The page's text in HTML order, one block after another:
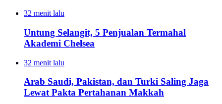
32 menit lalu
Untung Selangit, 5 Penjualan Termahal
Akademi Chelsea
32 menit lalu
Arab Saudi, Pakistan, dan Turki Saling Jaga
Lewat Pakta Pertahanan Makkah